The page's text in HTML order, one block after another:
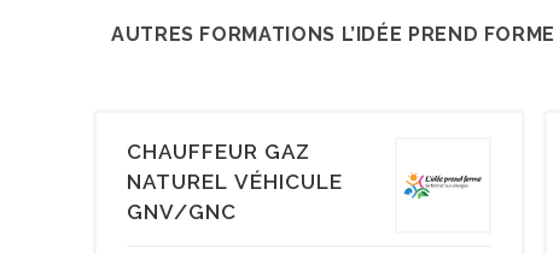
AUTRES FORMATIONS L’IDÉE PREND FORME
CHAUFFEUR GAZ
NATUREL VÉHICULE
GNV/GNC